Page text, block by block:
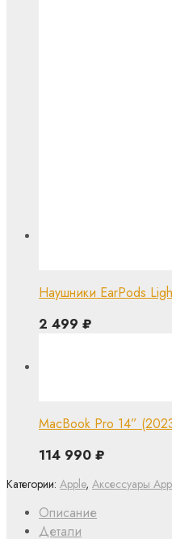
Описание
Детали
Категории: Apple, Аксессуары
Наушники EarPods
2 499 ₽
MacBook Pro 14”
114 990 ₽